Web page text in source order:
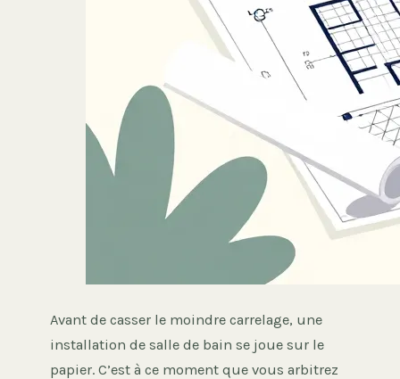
Avant de casser le moindre carrelage, une
installation de salle de bain se joue sur le
papier. C’est à ce moment que vous arbitrez